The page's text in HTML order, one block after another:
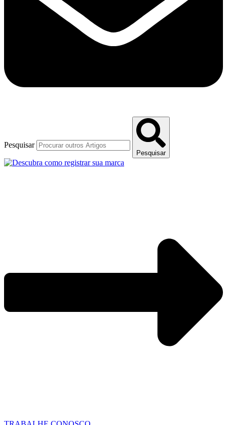
Pesquisar
Pesquisar